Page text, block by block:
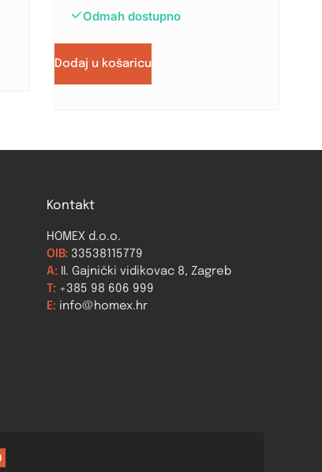
Odmah dostupno
Dodaj u košaricu
Kontakt
HOMEX d.o.o.
OIB: 33538115779
A: II. Gajnički vidikovac 8, Zagreb
T: +385 98 606 999
E: info@homex.hr